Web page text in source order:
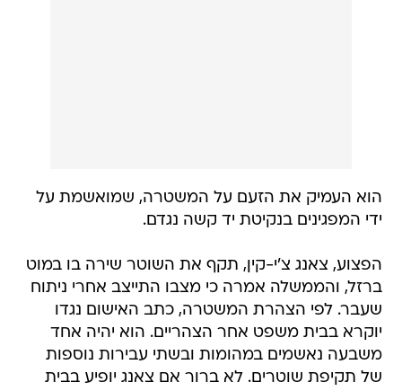
הוא העמיק את הזעם על המשטרה, שמואשמת על
ידי המפגינים בנקיטת יד קשה נגדם.
הפצוע, צאנג צ'י-קין, תקף את השוטר שירה בו במוט
ברזל, והממשלה אמרה כי מצבו התייצב אחרי ניתוח
שעבר. לפי הצהרת המשטרה, כתב האישום נגדו
יוקרא בבית משפט אחר הצהריים. הוא יהיה אחד
משבעה נאשמים במהומות ובשתי עבירות נוספות
של תקיפת שוטרים. לא ברור אם צאנג יופיע בבית